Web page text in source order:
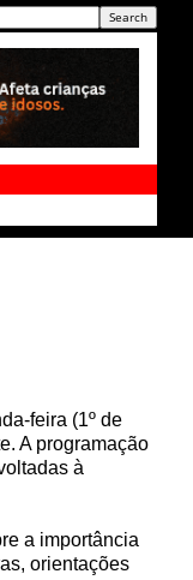
feira (1º de
A programação
à
a importância
orientações